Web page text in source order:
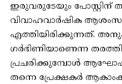
ഇരുവരുടേയും പോസ്റ്റിന്
വിവാഹവാര്‍ഷിക
എത്തിയിരിക്കുന്നത്.
ഗര്‍ഭിണിയാണെന്ന
പ്രചരിക്കുമ്പോള്‍ ആഘോഷ
തന്നെ പ്രേക്ഷകര്‍